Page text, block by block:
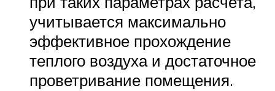
учитывается максимально
эффективное прохождение
теплого воздуха и достаточное
проветривание помещения.